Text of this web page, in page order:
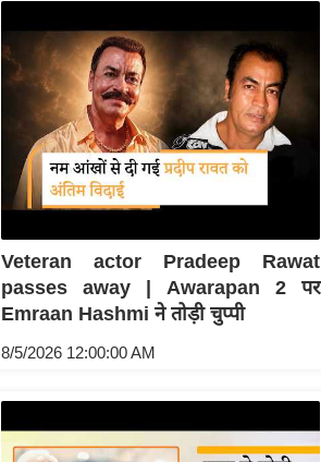
Veteran actor Pradeep Rawat
passes away | Awarapan 2 पर
Emraan Hashmi ने तोड़ी चुप्पी
8/5/2026 12:00:00 AM